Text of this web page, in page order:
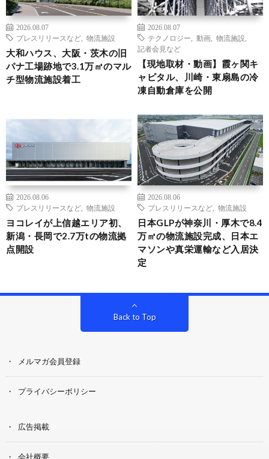
2026.08.07
プレスリリースなど
物流施設
大和ハウス、大阪・茨木の旧
パナ工場跡地で3.1万㎡のマル
チ型物流施設着工
2026.08.07
テクノロジー
動画 物流施設
記者会見など
【現地取材・動画】霞ヶ関キ
ャピタル、川崎・東扇島の冷
凍自動倉庫を公開
2026.08.06
プレスリリースなど
物流施設
ヨコレイが上信越エリア初、
新潟・長岡で2.7万tの物流拠
点開設
2026.08.06
プレスリリースなど
物流施設
日本GLPが神奈川・厚木で8.4
万㎡の物流施設完成、日本エ
マソンや真栄運輸など入居決
定
Back to Top
メルマガ会員登録
プライバシーポリシー
広告掲載
会社概要